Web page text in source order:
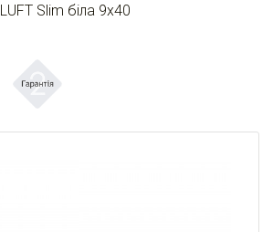
LUFT Slim біла 9x40